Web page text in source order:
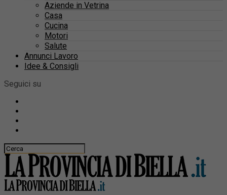
Aziende in Vetrina
Casa
Cucina
Motori
Salute
Annunci Lavoro
Idee & Consigli
Seguici su